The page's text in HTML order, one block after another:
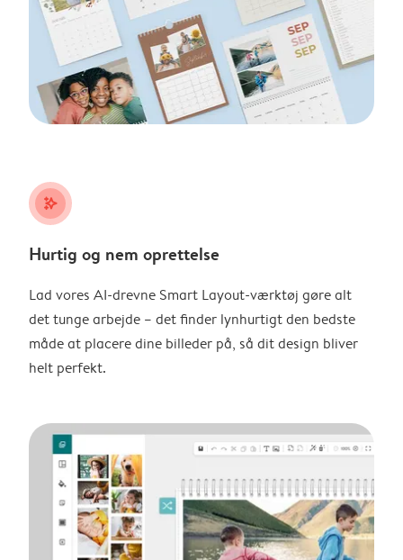
stars_plus
Hurtig og nem oprettelse
Lad vores AI-drevne Smart Layout-værktøj gøre alt
det tunge arbejde – det finder lynhurtigt den bedste
måde at placere dine billeder på, så dit design bliver
helt perfekt.